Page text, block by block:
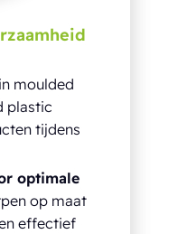
moulded
plastic
tijdens
optimale
op maat
effectief